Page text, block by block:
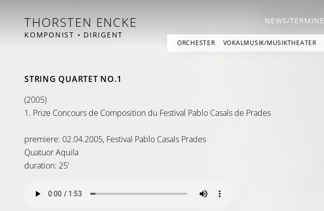
THORSTEN ENCKE
KOMPONIST • DIRIGENT
NEWS/TERMINE
ORCHESTER VOKALMUSIK/MUSIKTHEATER
STRING QUARTET NO.1
(2005)
1. Prize Concours de Composition du Festival Pablo Casals de Prades
premiere: 02.04.2005, Festival Pablo Casals Prades
Quatuor Aquila
duration: 25’